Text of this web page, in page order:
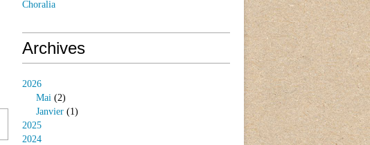
Choralia
Archives
2026
Mai (2)
Janvier (1)
2025
2024